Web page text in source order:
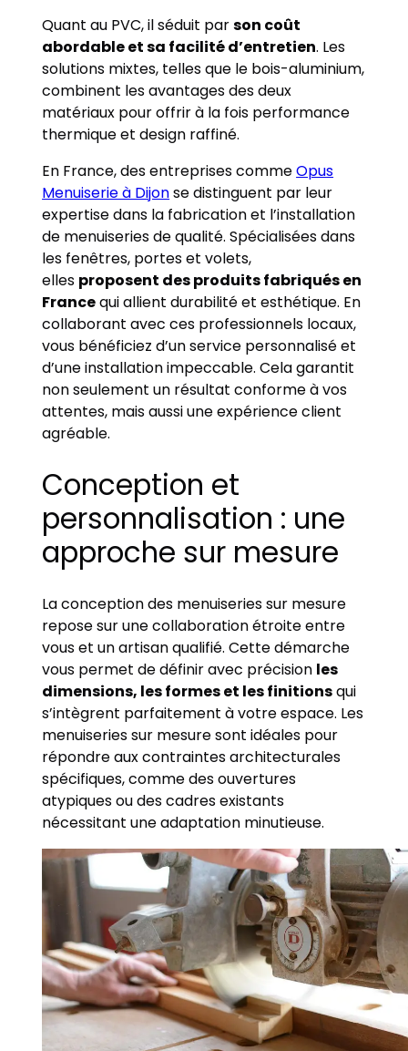
Quant au PVC, il séduit parson coût
abordable et sa facilité d’entretien. Les
solutions mixtes, telles que le bois-aluminium,
combinent les avantages des deux
matériaux pour offrir à la fois performance
thermique et design raffiné.
En France, des entreprises commeOpus
Menuiserie à Dijonse distinguent par leur
expertise dans la fabrication et l’installation
de menuiseries de qualité. Spécialisées dans
les fenêtres, portes et volets,
elles proposent des produits fabriqués en
Francequi allient durabilité et esthétique. En
collaborant avec ces professionnels locaux,
vous bénéficiez d’un service personnalisé et
d’une installation impeccable. Cela garantit
non seulement un résultat conforme à vos
attentes, mais aussi une expérience client
agréable.
Conception et
personnalisation : une
approche sur mesure
La conception des menuiseries sur mesure
repose sur une collaboration étroite entre
vous et un artisan qualifié. Cette démarche
vous permet de définir avec précision les
dimensions, les formes et les finitionsqui
s’intègrent parfaitement à votre espace. Les
menuiseries sur mesure sont idéales pour
répondre aux contraintes architecturales
spécifiques, comme des ouvertures
atypiques ou des cadres existants
nécessitant une adaptation minutieuse.